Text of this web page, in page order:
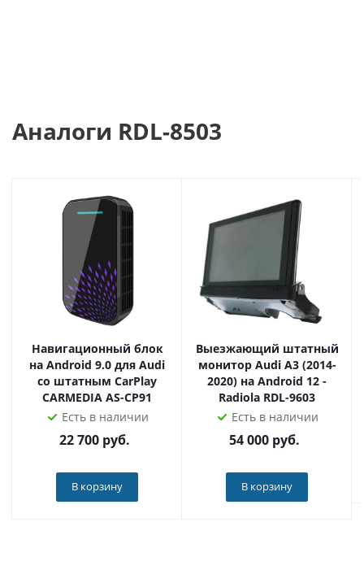
функции оригинального головного устройства вашего
авто, такие как громкая связь, радио, настройки авто,
➕Сохранение качества оригинального звука заводской
аудио-системы.
➕Официальная гарантия и техподдержка Radiola 12
месяцев. Сервисный центр в Москве.
➕Оборудование проверяется и готовится инженерами
Radiola под комплектацию вашего автомобиля перед
продажей.
центрах не влияет на гарантию на ваш автомобиль.
➕У вас имеются законные 14 дней на проверку
устройства.
Наш магазин - официальный дилер продукции Radiola
по всей России. Приобретая товар у нас, вы получаете
оригинальное устройство, техподдержку и гарантию!
Аналоги RDL-8503
Навигационный блок
на Android 9.0 для Audi
со штатным CarPlay
CARMEDIA AS-CP91
Есть в наличии
22 700руб.
В корзину
Выезжающий штатный
монитор Audi A3 (2014-
2020) на Android 12 -
Radiola RDL-9603
Есть в наличии
54 000руб.
В корзину